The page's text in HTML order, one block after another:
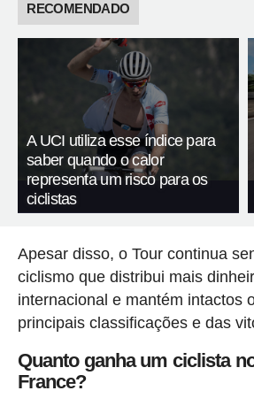
RECOMENDADO
A UCI utiliza esse índice para
saber quando o calor
representa um risco para os
ciclistas
Apesar disso, o Tour continua
ciclismo que distribui mais
internacional e mantém intactos
principais classificações e das
Quanto ganha um ciclista
France?